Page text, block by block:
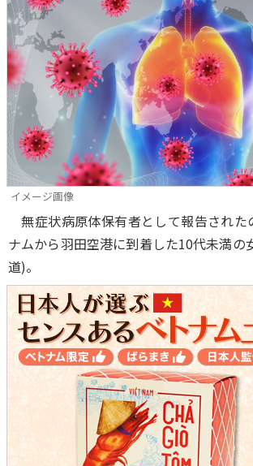
イメージ画像
無症状病原体保有者として報告された
ナムから羽田空港に到着した10代未満の
道)。